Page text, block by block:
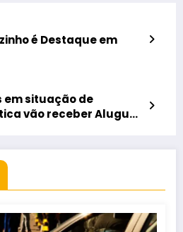
é Destaque em
em situação de
vão receber Aluguel